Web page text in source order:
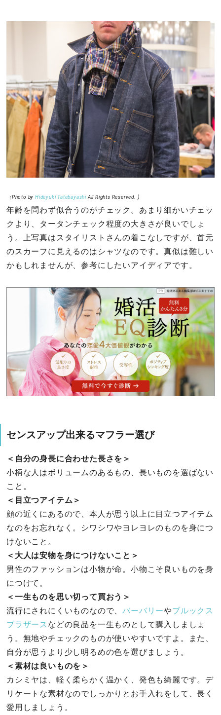
（Photo by Hideyuki TatebayashiAll Rights Reserved. )
年齢を問わず似合うのがチェック。あまり細かいチェッ
クより、タータンチェック程度の大きさが良いでしょ
う。上写真はスタイリストさんの着こなしですが、首元
のスカーフに見えるのはシャツなのです。真似は難しい
かもしれませんが、参考にしたいアイディアです。
センスアップ出来るマフラー選び
＜自分の身長に合わせた長さを＞
小柄な人はボリュームのあるもの、長いものを選ばない
こと。
＜目立つアイテム＞
顔の近くにあるので、本人が思う以上に目立つアイテム
なのをお忘れなく。シワシワやヨレヨレのものを身につ
けないこと。
＜大人は安物を身につけないこと＞
男性のファッションは小物が命。小物こそ良いものを身
につけて。
＜一生ものを思い切って買おう＞
流行にされにくいものなので、バーバリーやブルックス
ブラザース などの良品を一生ものとして購入しましょ
う。無地やチェックのものが使いやすいですよ。また、
自分が思うより少し明るめの色を選びましょう。
＜素材は良いものを＞
カシミヤは、軽く柔らかく温かく、発色も綺麗です。デ
リケートな素材なのでしっかりとお手入れをして、長く
愛用しましょう。